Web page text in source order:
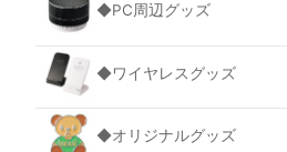
◆PC周辺グッズ
◆ワイヤレスグッズ
◆オリジナルグッズ